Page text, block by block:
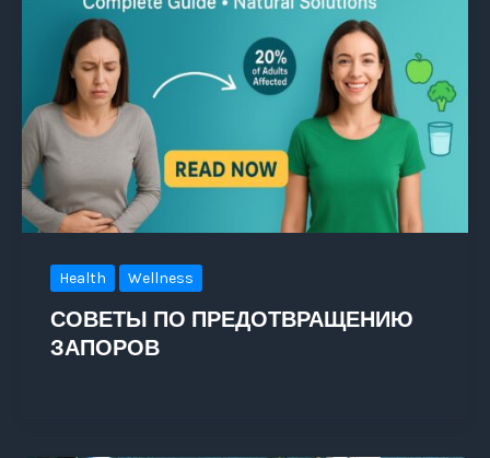
Health Wellness
СОВЕТЫ ПО ПРЕДОТВРАЩЕНИЮ
ЗАПОРОВ